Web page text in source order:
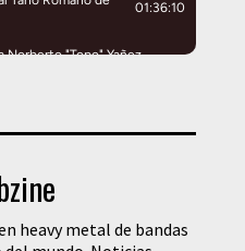
heavy metal de bandas